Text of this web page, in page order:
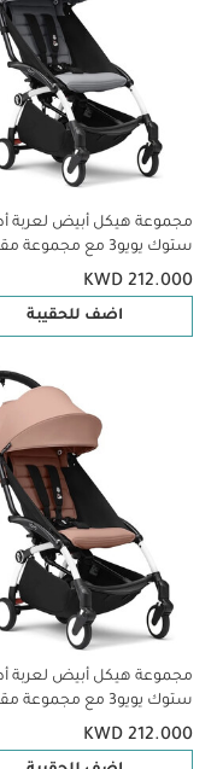
مجموعة هيكل أبيض لعربة
ستوك يويو3 مع مجموعة
للأطفال لعمر 6 شهور
ستون (قطعتين)
KWD 212.000
اضف للحقيبة
مجموعة هيكل أبيض لعربة
ستوك يويو3 مع مجموعة
للأطفال لعمر 6 شهور
جينجر (قطعتين)
KWD 212.000